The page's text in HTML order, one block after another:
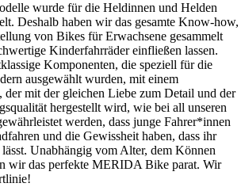
wurde für die Heldinnen und Helden
Deshalb haben wir das gesamte Know-how,
von Bikes für Erwachsene gesammelt
Kinderfahrräder einfließen lassen.
Komponenten, die speziell für die
ausgewählt wurden, mit einem
mit der gleichen Liebe zum Detail und der
hergestellt wird, wie bei all unseren
werden, dass junge Fahrer*innen
und die Gewissheit haben, dass ihr
Unabhängig vom Alter, dem Können
wir das perfekte MERIDA Bike parat. Wir